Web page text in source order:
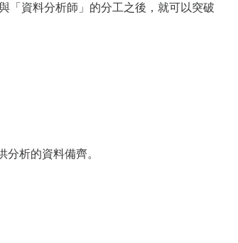
「資料分析師」的分工之後，就可以突破
分析的資料備齊。